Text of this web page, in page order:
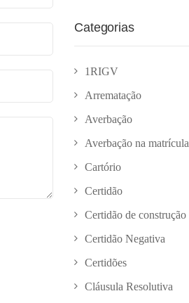
Categorias
1RIGV
Arrematação
Averbação
Averbação na matrícula
Cartório
Certidão
Certidão de construção
Certidão Negativa
Certidões
Cláusula Resolutiva